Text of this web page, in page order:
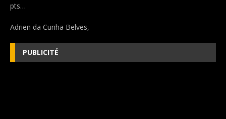
pts…
Adrien da Cunha Belves,
PUBLICITÉ